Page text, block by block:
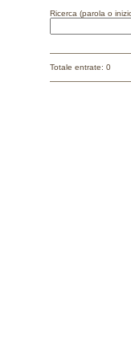
Ricerca (parola o
Totale entrate: 0